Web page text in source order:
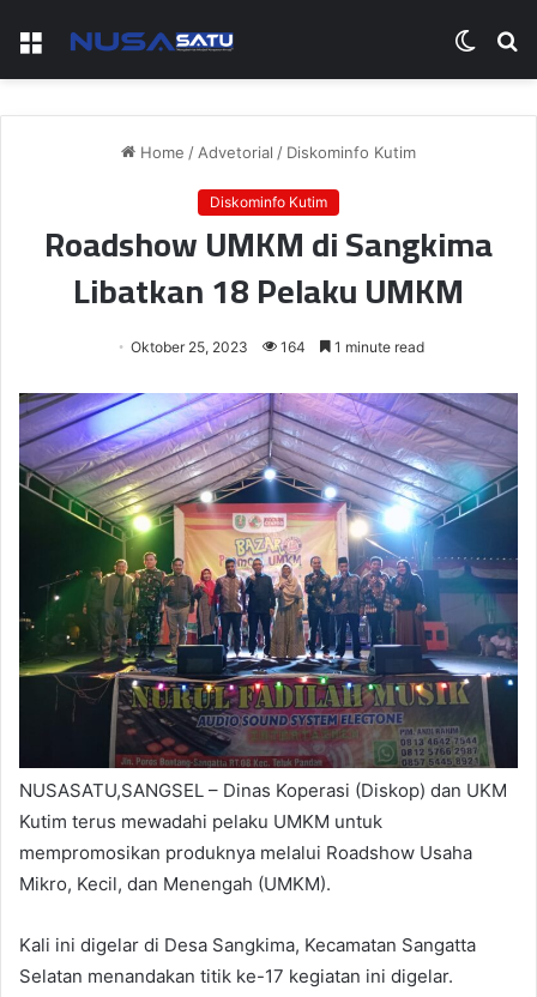
Menu
Switch
skin
Home /Advetorial / Diskominfo Kutim
Diskominfo Kutim
Roadshow UMKM di Sangkima
Libatkan 18 Pelaku UMKM
Oktober 25, 2023 164 1 minute read
NUSASATU,SANGSEL – Dinas Koperasi (Diskop) dan UKM
Kutim terus mewadahi pelaku UMKM untuk
mempromosikan produknya melalui Roadshow Usaha
Mikro, Kecil, dan Menengah (UMKM).
Kali ini digelar di Desa Sangkima, Kecamatan Sangatta
Selatan menandakan titik ke-17 kegiatan ini digelar.